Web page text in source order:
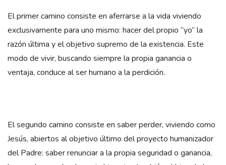
El primer camino consiste en aferrarse a la vida viviendo
exclusivamente para uno mismo: hacer del propio “yo” la
razón última y el objetivo supremo de la existencia. Este
modo de vivir, buscando siempre la propia ganancia o
ventaja, conduce al ser humano a la perdición.
El segundo camino consiste en saber perder, viviendo como
Jesús, abiertos al objetivo último del proyecto humanizador
del Padre: saber renunciar a la propia seguridad o ganancia,